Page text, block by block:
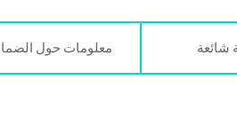
شائعة معلومات حول